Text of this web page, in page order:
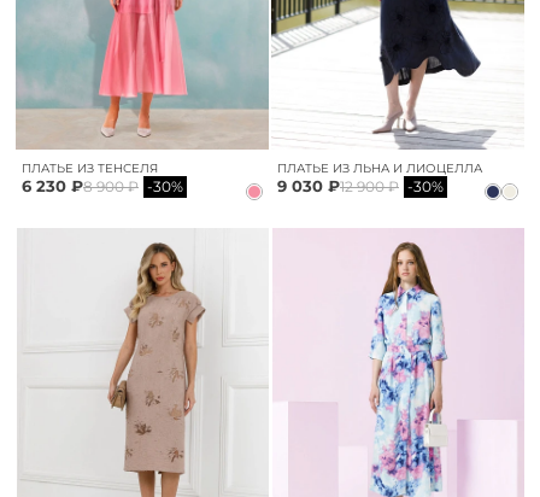
ПЛАТЬЕ ИЗ ТЕНСЕЛЯ
6 230 ₽8 900 ₽ -30%
ПЛАТЬЕ ИЗ ЛЬНА И ЛИОЦЕЛЛА
9 030 ₽12 900 ₽ -30%